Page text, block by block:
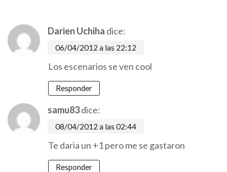
Darien Uchiha dice:
06/04/2012 a las 22:12
Los escenarios se ven cool
Responder
samu83dice:
08/04/2012 a las 02:44
Te daria un +1 pero me se gastaron
Responder